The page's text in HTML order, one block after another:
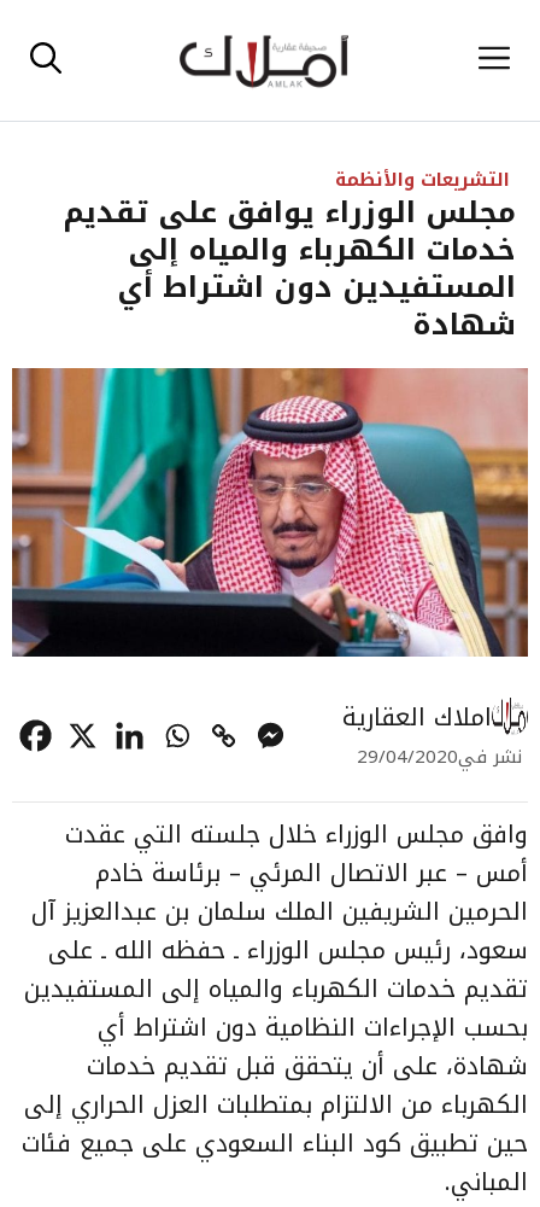
إلى القائمة
التشريعات والأنظمة
مجلس الوزراء يوافق على تقديم
خدمات الكهرباء والمياه إلى
المستفيدين دون اشتراط أي
شهادة
املاك العقارية
نشر في29/04/2020
وافق مجلس الوزراء خلال جلسته التي عقدت
أمس – عبر الاتصال المرئي – برئاسة خادم
الحرمين الشريفين الملك سلمان بن عبدالعزيز آل
سعود، رئيس مجلس الوزراء ـ حفظه الله ـ على
تقديم خدمات الكهرباء والمياه إلى المستفيدين
بحسب الإجراءات النظامية دون اشتراط أي
شهادة، على أن يتحقق قبل تقديم خدمات
الكهرباء من الالتزام بمتطلبات العزل الحراري إلى
حين تطبيق كود البناء السعودي على جميع فئات
المباني.